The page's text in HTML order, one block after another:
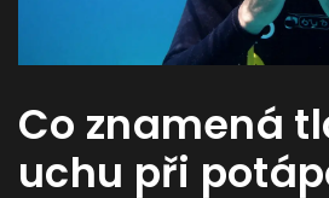
Co znamená
uchu při